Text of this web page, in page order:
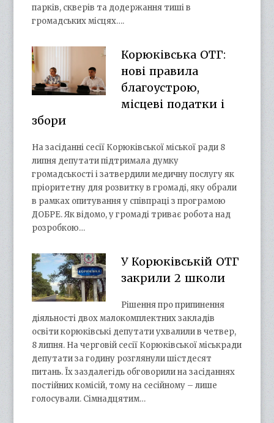
парків, скверів та додержання тиші в
громадських місцях….
Корюківська ОТГ:
нові правила
благоустрою,
місцеві податки і
збори
На засіданні сесії Корюківської міської ради 8
липня депутати підтримала думку
громадськості і затвердили медичну послугу як
пріоритетну для розвитку в громаді, яку обрали
в рамках опитування у співпраці з програмою
ДОБРЕ. Як відомо, у громаді триває робота над
розробкою…
У Корюківській ОТГ
закрили 2 школи
Рішення про припинення
діяльності двох малокомплектних закладів
освіти корюківські депутати ухвалили в четвер,
8 липня. На черговій сесії Корюківської міськради
депутати за годину розглянули шістдесят
питань. Їх заздалегідь обговорили на засіданнях
постійних комісій, тому на сесійному – лише
голосували. Сімнадцятим…